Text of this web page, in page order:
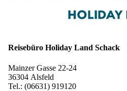
Reisebüro Holiday Land Schack
Mainzer Gasse 22-24
36304 Alsfeld
Tel.: (06631) 919120